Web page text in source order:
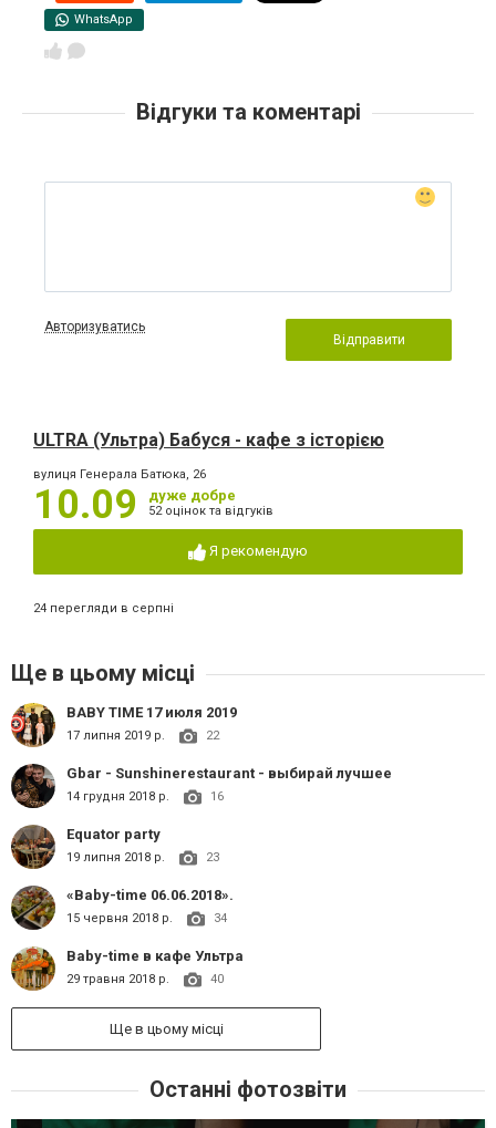
WhatsApp
Відгуки та коментарі
Авторизуватись
Відправити
ULTRA (Ультра) Бабуся - кафе з історією
вулиця Генерала Батюка, 26
10.09 дуже добре
52 оцінок та відгуків
Я рекомендую
24 перегляди в серпні
Ще в цьому місці
BABY TIME 17 июля 2019
17 липня 2019 р. 22
Gbar - Sunshinerestaurant - выбирай лучшее
14 грудня 2018 р. 16
Equator party
19 липня 2018 р. 23
«Baby-time 06.06.2018».
15 червня 2018 р. 34
Baby-time в кафе Ультра
29 травня 2018 р. 40
Ще в цьому місці
Останні фотозвіти